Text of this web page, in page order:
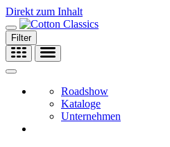
Direkt zum Inhalt
Filter
Roadshow
Kataloge
Unternehmen